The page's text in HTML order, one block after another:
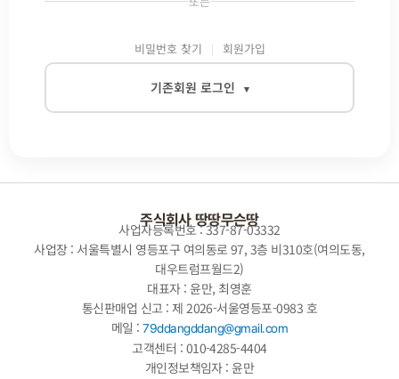
비밀번호 찾기 회원가입
기존회원 로그인 ▾
로그인
주식회사 땅땅무슨땅
사업자등록번호 : 337-87-03332
사업장 : 서울특별시 영등포구 여의동로 97, 3층 비310호(여의도동,
대우트럼프월드2)
대표자 : 윤만, 최영훈
통신판매업 신고 : 제 2026-서울영등포-0983 호
메일 :79ddangddang@gmail.com
고객센터 : 010-4285-4404
개인정보책임자 : 윤만